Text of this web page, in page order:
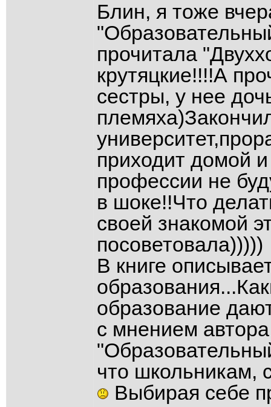
Блин, я тоже
прочитала
крутяцкие!!!!А
сестры, у нее
приходит домой
профессии не
в шоке!!Что
своей знакомой
посоветовала)))))
В книге
образование
с мнением
что школьникам,
Выбирая себе